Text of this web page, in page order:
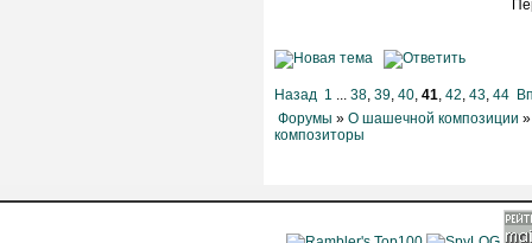
Назад 1 ... 38, 39, 40, 41, 42, 43, 44
Форумы » О шашечной композиции
композиторы